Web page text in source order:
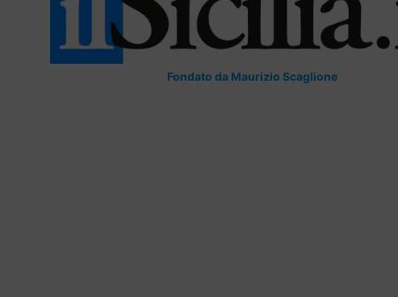
Fondato da Maurizio Scaglione